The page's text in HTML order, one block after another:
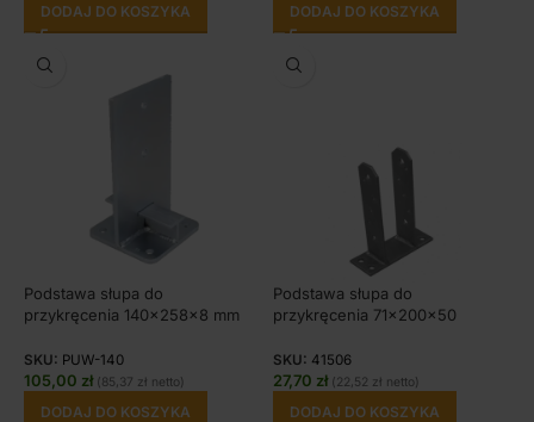
DODAJ DO KOSZYKA DODAJ DO KOSZYKA
Podstawa słupa do
przykręcenia 140x258x8 mm
SKU: PUW-140
105,00 zł (85,37 zł netto)
DODAJ DO KOSZYKA
Podstawa słupa do
przykręcenia 71x200x50
SKU: 41506
27,70 zł (22,52 zł netto)
DODAJ DO KOSZYKA